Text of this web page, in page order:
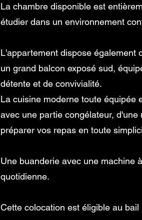
La chambre disponible est
étudier dans un environnement
L'appartement dispose également
un grand balcon exposé sud,
détente et de convivialité.
La cuisine moderne toute équipée
avec une partie congélateur,
préparer vos repas en toute
Une buanderie avec une machine
quotidienne.
Cette colocation est éligible au